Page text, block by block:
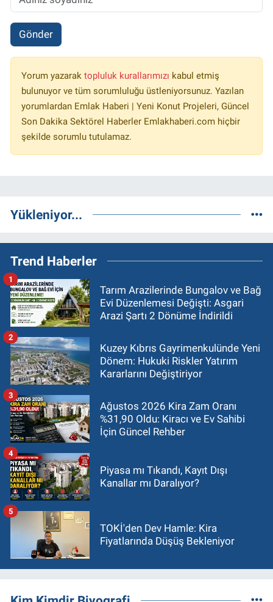
Gönder
Yorum yazarak topluluk kurallarımızı kabul etmiş
bulunuyor ve tüm sorumluluğu üstleniyorsunuz. Yazılan
yorumlardan Emlak Haberi | Yeni Konut Projeleri, Güncel
Son Dakika Sektörel Haberler Emlakhaberi.com hiçbir
şekilde sorumlu tutulamaz.
Yükleniyor...
Trend Haberler
Tarım Arazilerinde Bungalov ve Bağ
Evi Düzenlemesi Değişti: Asgari
Arazi Şartı 2 Dönüme İndirildi
1
Kuzey Kıbrıs Gayrimenkulünde Yeni
Dönem: Hukuki Riskler Yatırım
Kararlarını Değiştiriyor
2
Ağustos 2026 Kira Zam Oranı
%31,90 Oldu: Kiracı ve Ev Sahibi
İçin Güncel Rehber
3
Piyasa mı Tıkandı, Kayıt Dışı
Kanallar mı Daralıyor?
4
TOKİ'den Dev Hamle: Kira
Fiyatlarında Düşüş Bekleniyor
5